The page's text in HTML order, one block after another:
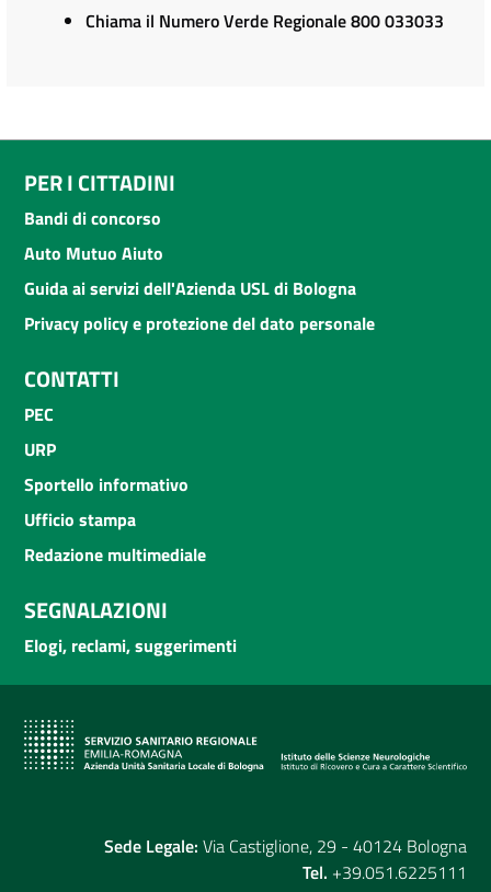
Chiama il Numero Verde Regionale 800 033033
PER I CITTADINI
Bandi di concorso
Auto Mutuo Aiuto
Guida ai servizi dell'Azienda USL di Bologna
Privacy policy e protezione del dato personale
CONTATTI
PEC
URP
Sportello informativo
Ufficio stampa
Redazione multimediale
SEGNALAZIONI
Elogi, reclami, suggerimenti
Sede Legale: Via Castiglione, 29 - 40124 Bologna
Tel. +39.051.6225111